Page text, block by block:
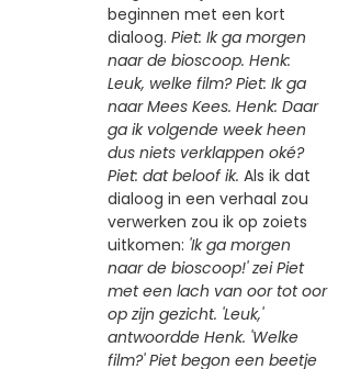
beginnen met een kort
dialoog. Piet: Ik ga morgen
naar de bioscoop. Henk:
Leuk, welke film? Piet: Ik ga
naar Mees Kees. Henk: Daar
ga ik volgende week heen
dus niets verklappen oké?
Piet: dat beloof ik. Als ik dat
dialoog in een verhaal zou
verwerken zou ik op zoiets
uitkomen: 'Ik ga morgen
naar de bioscoop!' zei Piet
met een lach van oor tot oor
op zijn gezicht. 'Leuk,'
antwoordde Henk. 'Welke
film?' Piet begon een beetje